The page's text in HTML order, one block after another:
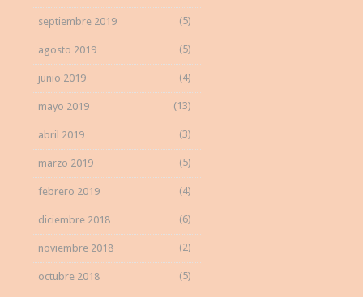
septiembre 2019 (5)
agosto 2019 (5)
junio 2019 (4)
mayo 2019 (13)
abril 2019 (3)
marzo 2019 (5)
febrero 2019 (4)
diciembre 2018 (6)
noviembre 2018 (2)
octubre 2018 (5)